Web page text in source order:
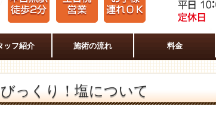
ッフ紹介 施術の流れ 料金
びっくり！塩について